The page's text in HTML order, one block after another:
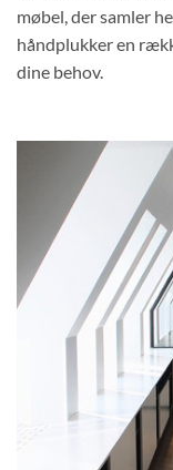
møbel, der samler
håndplukker en
dine behov.